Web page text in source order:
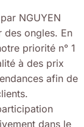
NGUYEN
des ongles. En
priorité n° 1
à des prix
afin de
dans le